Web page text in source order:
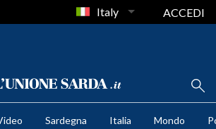
Italy ACCEDI
Sardegna Italia Mondo